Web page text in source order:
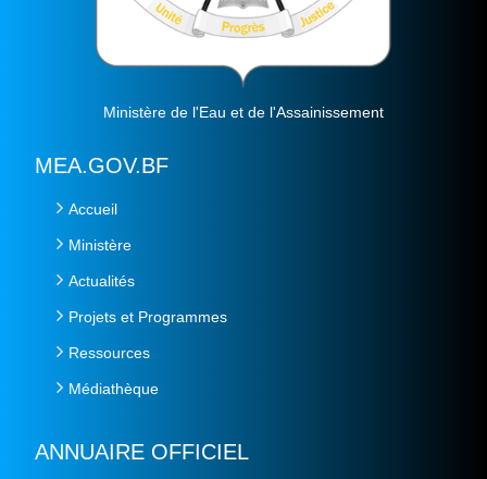
Ministère de l'Eau et de l'Assainissement
MEA.GOV.BF
Accueil
Ministère
Actualités
Projets et Programmes
Ressources
Médiathèque
ANNUAIRE OFFICIEL